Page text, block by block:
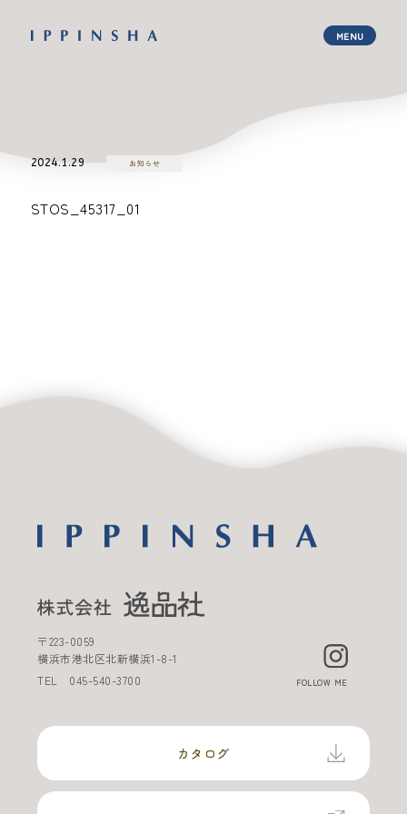
2024.1.29 お知らせ
STOS_45317_01
〒223-0059
横浜市港北区北新横浜1-8-1
TEL 045-540-3700 FOLLOW ME
カタログ